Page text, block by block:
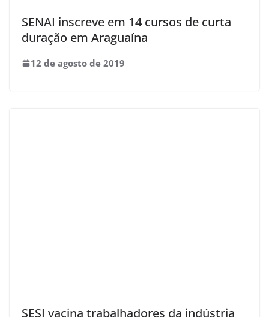
SENAI inscreve em 14 cursos de curta
duração em Araguaína
12 de agosto de 2019
SESI vacina trabalhadores da indústria